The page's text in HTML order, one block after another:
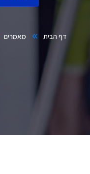
דף הבית מאמרים